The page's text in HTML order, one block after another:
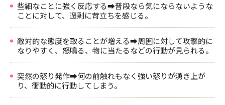
些細なことに強く反応する➡普段なら気にならないような
ことに対して、過剰に苛立ちを感じる。
敵対的な態度を取ることが増える➡周囲に対して攻撃的に
なりやすく、怒鳴る、物に当たるなどの行動が見られる。
突然の怒り発作➡何の前触れもなく強い怒りが湧き上が
り、衝動的に行動してしまう。